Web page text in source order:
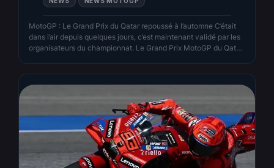
MotoGP : Le Grand Prix du Qatar repoussé à l’automne C’était
dans l’air depuis quelques jours, c’est maintenant validé par les
organisateurs du championnat. Le Grand Prix MotoGP du Qatar